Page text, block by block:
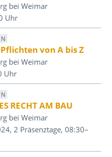
bei Weimar
Uhr
von A bis Z
bei Weimar
Uhr
RECHT AM BAU
bei Weimar
2 Präsenztage, 08:30–